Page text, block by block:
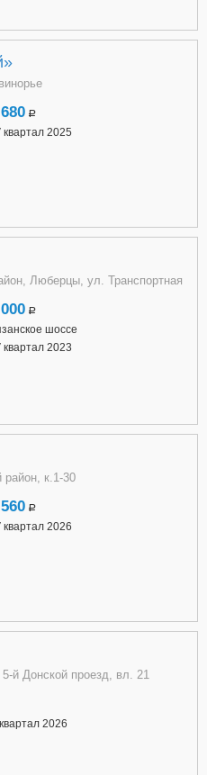
a
2025
Люберцы, ул. Транспортная
a
шоссе
2023
район, к.1-30
a
2026
й Донской проезд, вл. 21
2026